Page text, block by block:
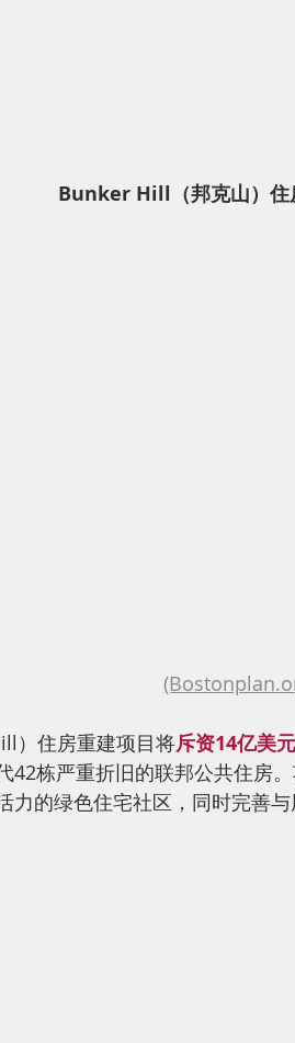
Bunker Hill（邦克山）住
）住房重建项目将斥资14亿美元
42栋严重折旧的联邦公共住房
力的绿色住宅社区，同时完善与